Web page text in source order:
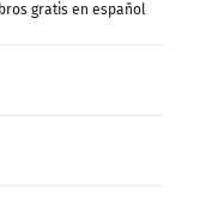
gratis en español